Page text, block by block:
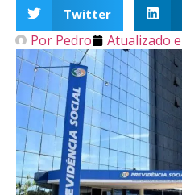
Twitter
Por Pedro Atualizado